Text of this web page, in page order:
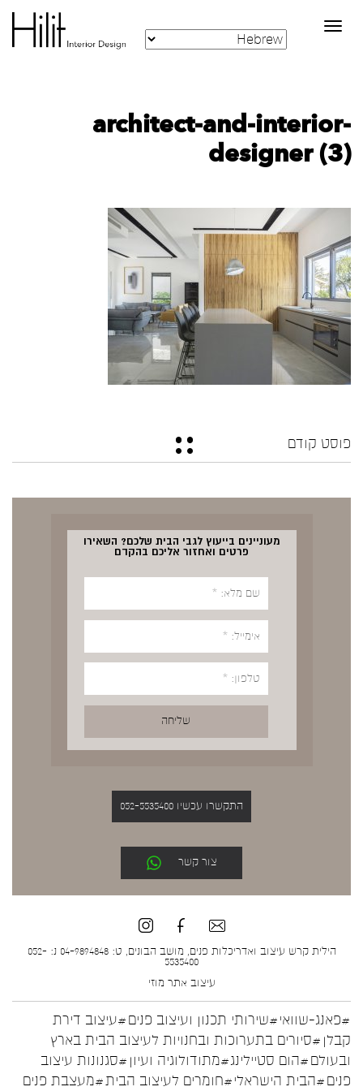
Toggle
navigation
architect-and-interior-
designer (3)
פוסט קודם
מעוניינים בייעוץ לגבי הבית שלכם? השאירו
פרטים ואחזור אליכם בהקדם
התקשרו עכשיו 052-5535400
צור קשר
הילית קרש עיצוב ואדריכלות פנים, מושב הבונים, ט: 04-9894848 נ: 052-
5535400
עיצוב אתר מוזי
#פאנג-שוואי#שירותי תכנון ועיצוב פנים#עיצוב דירת
קבלן #סיורים בתערוכות ובחנויות לעיצוב הבית בארץ
ובעולם#הום סטיילינג#מתודולוגיה ועיון #סגנונות עיצוב
פנים#הבית הישראלי#חומרים לעיצוב הבית#מעצבת פנים